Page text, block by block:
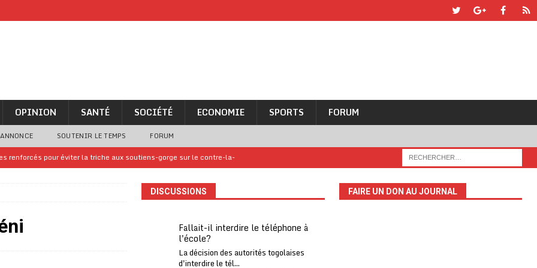
OPINION SANTÉ SOCIÉTÉ ECONOMIE SPORTS FORUM
SOUTENIR LE TEMPS FORUM
renforcés pour éviter la triche aux soutiens-gorge sur le contre-la-
confirme sa présence à la fête nationale
A LA UNE
jours de congés en Grèce
billet de loterie gagnant que son propriétaire avait envoyé à un proche
DISCUSSIONS
Fallait-il interdire le téléphone à
l'école?
La décision des autorités togolaises
d'interdire le tél...
FAIRE UN DON AU JOURNAL